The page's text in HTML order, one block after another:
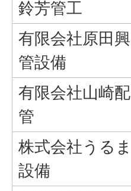
鈴芳管工
有限会社原田興
管設備
有限会社山崎配
管
株式会社うるま
設備